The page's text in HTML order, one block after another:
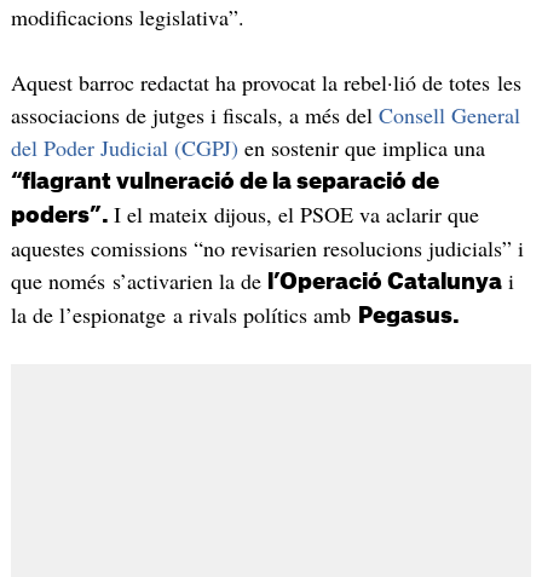
modificacions legislativa”.
Aquest barroc redactat ha provocat la rebel·lió de totes les
associacions de jutges i fiscals, a més del Consell General
del Poder Judicial (CGPJ) en sostenir que implica una
“flagrant vulneració de la separació de
poders”. I el mateix dijous, el PSOE va aclarir que
aquestes comissions “no revisarien resolucions judicials” i
que només s’activarien la de l’Operació Catalunyai
la de l’espionatge a rivals polítics amb Pegasus.